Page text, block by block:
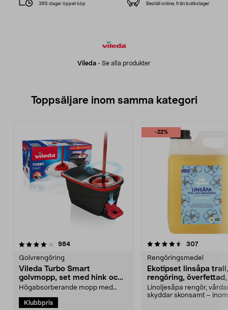
Vileda - Se alla produkter
365 dagar öppet köp Beställ online, från butikslager
Toppsäljare inom samma kategori
984recensioner
Golvrengöring
Vileda Turbo Smart
golvmopp, set med hink och
urvridare
Högabsorberande mopp med
Smart mopp med hink ...
Klubbpris
-22%
4.5 av 5 stjärnor 307
Rengöringsmedel
Ekotipset linsåpa trall,
rengöring,
Linoljesåpa rengör,
skyddar skonsamt –
4.0 av 5 stjärnor